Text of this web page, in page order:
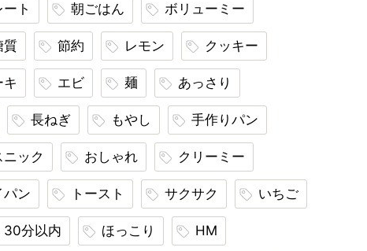
ト 朝ごはん ボリューミー
質 節約 レモン クッキー
キ エビ 麺 あっさり
長ねぎ もやし 手作りパン
ニック おしゃれ クリーミー
パン トースト サクサク いちご
30分以内 ほっこり HM